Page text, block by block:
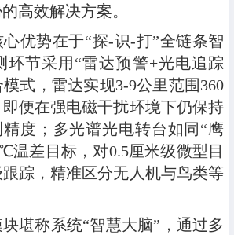
高效解决方案。
优势在于“探-识-打”全链条智
环节采用“雷达预警+光电追踪
式，雷达实现3-9公里范围360
便在强电磁干扰环境下仍保持
度；多光谱光电转台如同“鹰
温差目标，对0.5厘米级微型目
踪，精准区分无人机与鸟类等
堪称系统“智慧大脑”，通过多